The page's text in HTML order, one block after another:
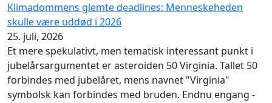
Klimadommens glemte deadlines: Menneskeheden
skulle være uddød i 2026
25. juli, 2026
Et mere spekulativt, men tematisk interessant punkt i
jubelårsargumentet er asteroiden 50 Virginia. Tallet 50
forbindes med jubelåret, mens navnet "Virginia"
symbolsk kan forbindes med bruden. Endnu engang -